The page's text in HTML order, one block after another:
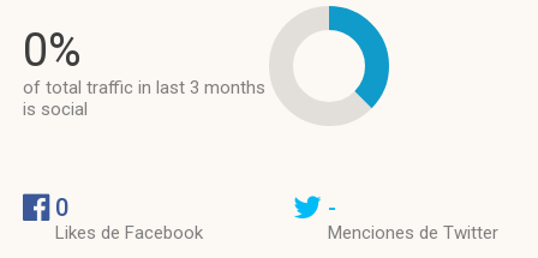
0%
of total traffic in last 3 months
is social
0
Likes de Facebook
-
Menciones de Twitter